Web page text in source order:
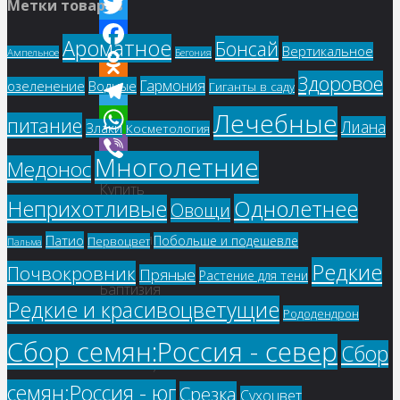
VK
Twitter
Facebook
Odnoklassniki
Telegram
WhatsApp
Viber
Купить
семена,
растение
–
Баптизия
Южная
(Baptisia
australis)
Метки товаров
Ампельное Ароматное Бегония Бонсай Вертикальное
озеленение Водные Гармония Гиганты в саду Здоровое
питание Злаки Косметология Лечебные Лиана
МедоносМноголетние
Неприхотливые Овощи Однолетнее
Пальма Патио Первоцвет Побольше и подешевле
Почвокровник Пряные Растение для тени Редкие
Редкие и красивоцветущие Рододендрон
Сбор семян:Россия - северСбор
семян:Россия - югСрезка Сухоцвет